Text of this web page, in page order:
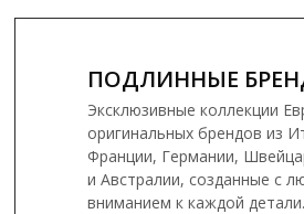
Эксклюзивные коллекции
оригинальных брендов из
Франции, Германии,
и Австралии, созданные с
вниманием к каждой детали.
ПОДЛИННЫЕ